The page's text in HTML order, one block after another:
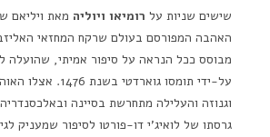
שישים שניות על רומיאו ויוליה מאת ויליאם
מבוסס ככל הנראה על סיפור אמיתי, שהועלה
על-ידי תומסו גוארדטי
גרסתו של לואיג'י דו-פורטו לסיפור שמעניק